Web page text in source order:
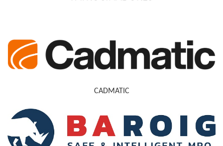
CADMATIC